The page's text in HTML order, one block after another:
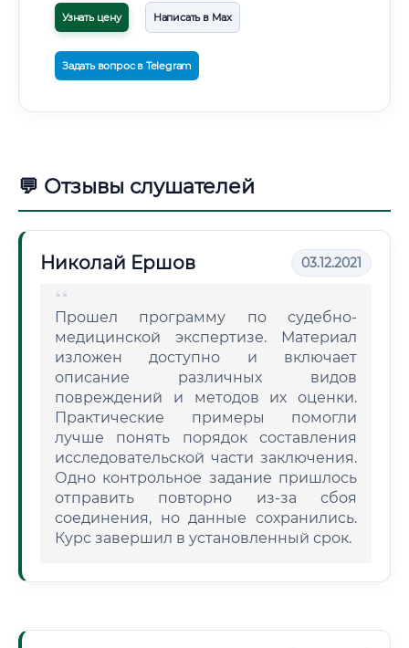
Узнать цену Написать в Max
Задать вопрос в Telegram
💬 Отзывы слушателей
Николай Ершов 03.12.2021
Прошел программу по судебно-
медицинской экспертизе. Материал
изложен доступно и включает
описание различных видов
повреждений и методов их оценки.
Практические примеры помогли
лучше понять порядок составления
исследовательской части заключения.
Одно контрольное задание пришлось
отправить повторно из-за сбоя
соединения, но данные сохранились.
Курс завершил в установленный срок.